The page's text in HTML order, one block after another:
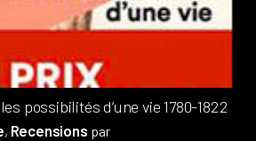
possibilités d’une vie 1780-1822
, Recensions par